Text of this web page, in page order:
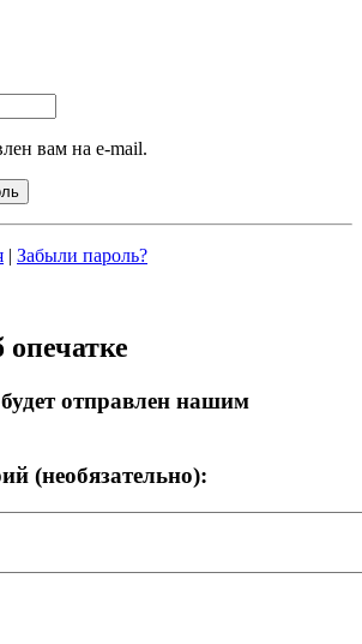
вам на e-mail.
| Забыли пароль?
отправлен нашим
(необязательно):